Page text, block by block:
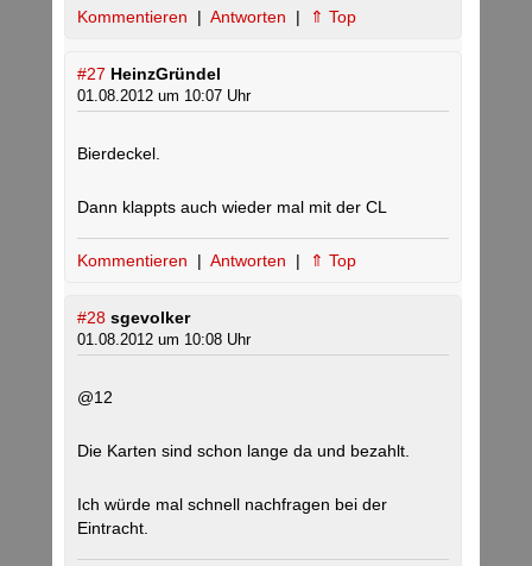
Kommentieren | Antworten | ⇑ Top
#27 HeinzGründel
01.08.2012 um 10:07 Uhr
Bierdeckel.
Dann klappts auch wieder mal mit der CL
Kommentieren | Antworten | ⇑ Top
#28 sgevolker
01.08.2012 um 10:08 Uhr
@12
Die Karten sind schon lange da und bezahlt.
Ich würde mal schnell nachfragen bei der
Eintracht.